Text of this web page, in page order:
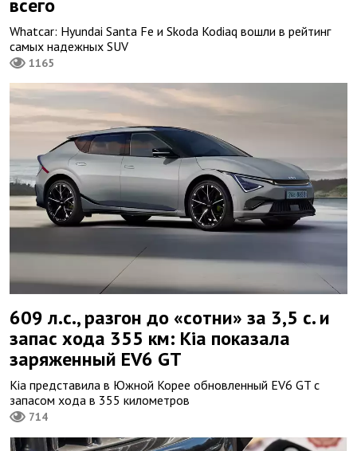
всего
Whatcar: Hyundai Santa Fe и Skoda Kodiaq вошли в рейтинг
самых надежных SUV
1165
609 л.с., разгон до «сотни» за 3,5 с. и
запас хода 355 км: Kia показала
заряженный EV6 GT
Kia представила в Южной Корее обновленный EV6 GT с
запасом хода в 355 километров
714